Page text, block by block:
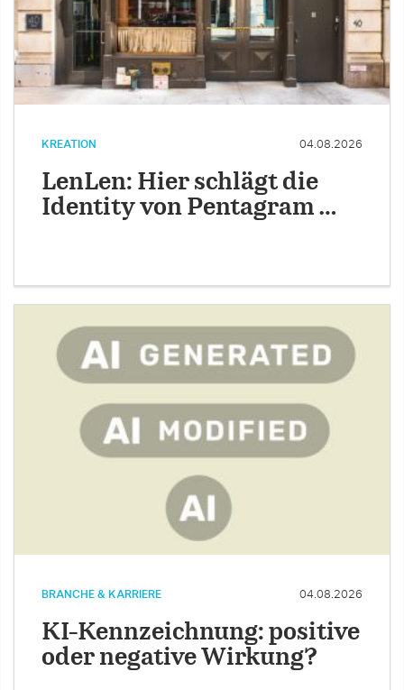
KREATION 04.08.2026
LenLen: Hier schlägt die
Identity von Pentagram …
BRANCHE & KARRIERE 04.08.2026
KI-Kennzeichnung: positive
oder negative Wirkung?